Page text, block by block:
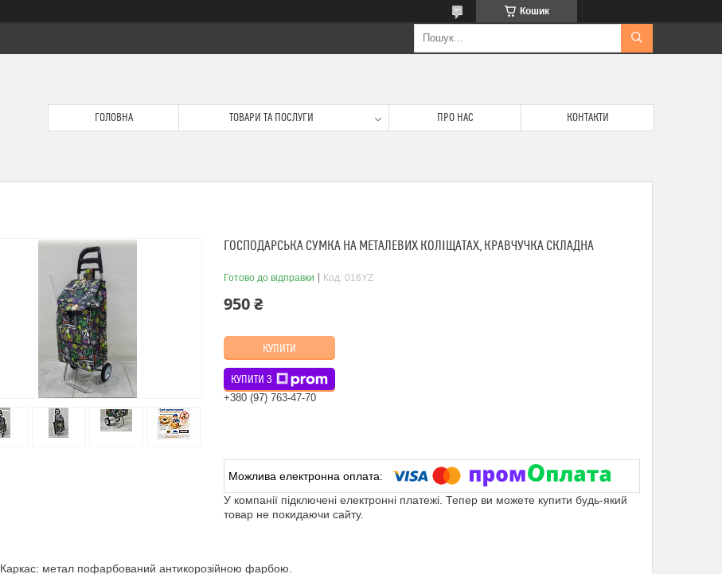
Кошик
ГОЛОВНА ТОВАРИ ТА ПОСЛУГИ ПРО НАС КОНТАКТИ
ГОСПОДАРСЬКА СУМКА НА МЕТАЛЕВИХ КОЛІЩАТАХ, КРАВЧУЧКА СКЛАДНА
Готово до відправки Код: 016YZ
950 ₴
КУПИТИ
КУПИТИ З
+380 (97) 763-47-70
У компанії підключені електронні платежі. Тепер ви можете купити будь-який
товар не покидаючи сайту.
Каркас: метал пофарбований антикорозійною фарбою.